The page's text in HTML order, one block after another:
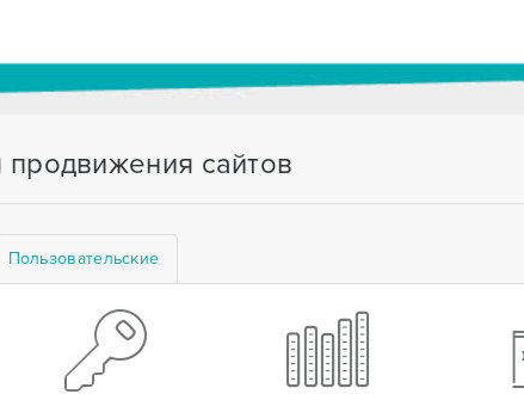
сайтов
Пользовательские